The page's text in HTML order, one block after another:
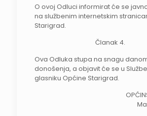
O ovoj Odluci informirat će se
na službenim internetskim
Starigrad.
Članak 4.
Ova Odluka stupa na snagu
donošenja, a objavit će se u
glasniku Općine Starigrad.